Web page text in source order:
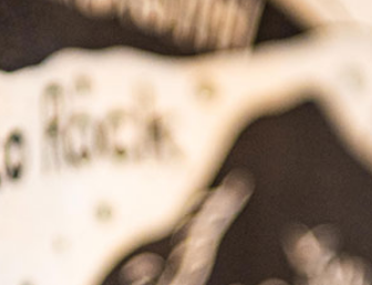
NEWS DIVE LOG PRICE ACCESS